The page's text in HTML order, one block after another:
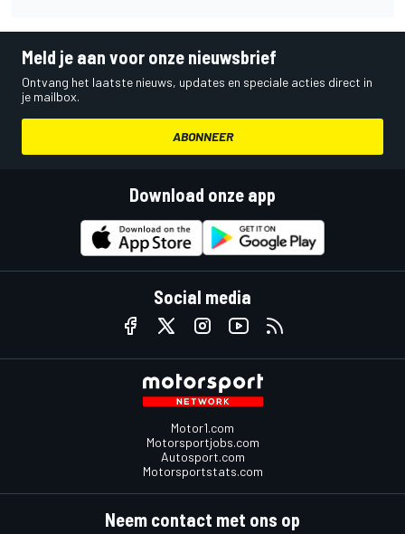
Meld je aan voor onze nieuwsbrief
Ontvang het laatste nieuws, updates en speciale acties direct in
je mailbox.
ABONNEER
Download onze app
Social media
Motor1.com
Motorsportjobs.com
Autosport.com
Motorsportstats.com
Neem contact met ons op